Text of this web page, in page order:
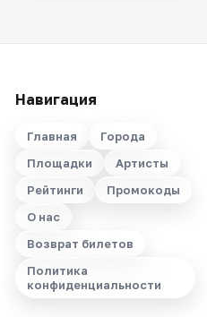
Навигация
Главная
Города
Площадки
Артисты
Рейтинги
Промокоды
О нас
Возврат билетов
Политика
конфиденциальности